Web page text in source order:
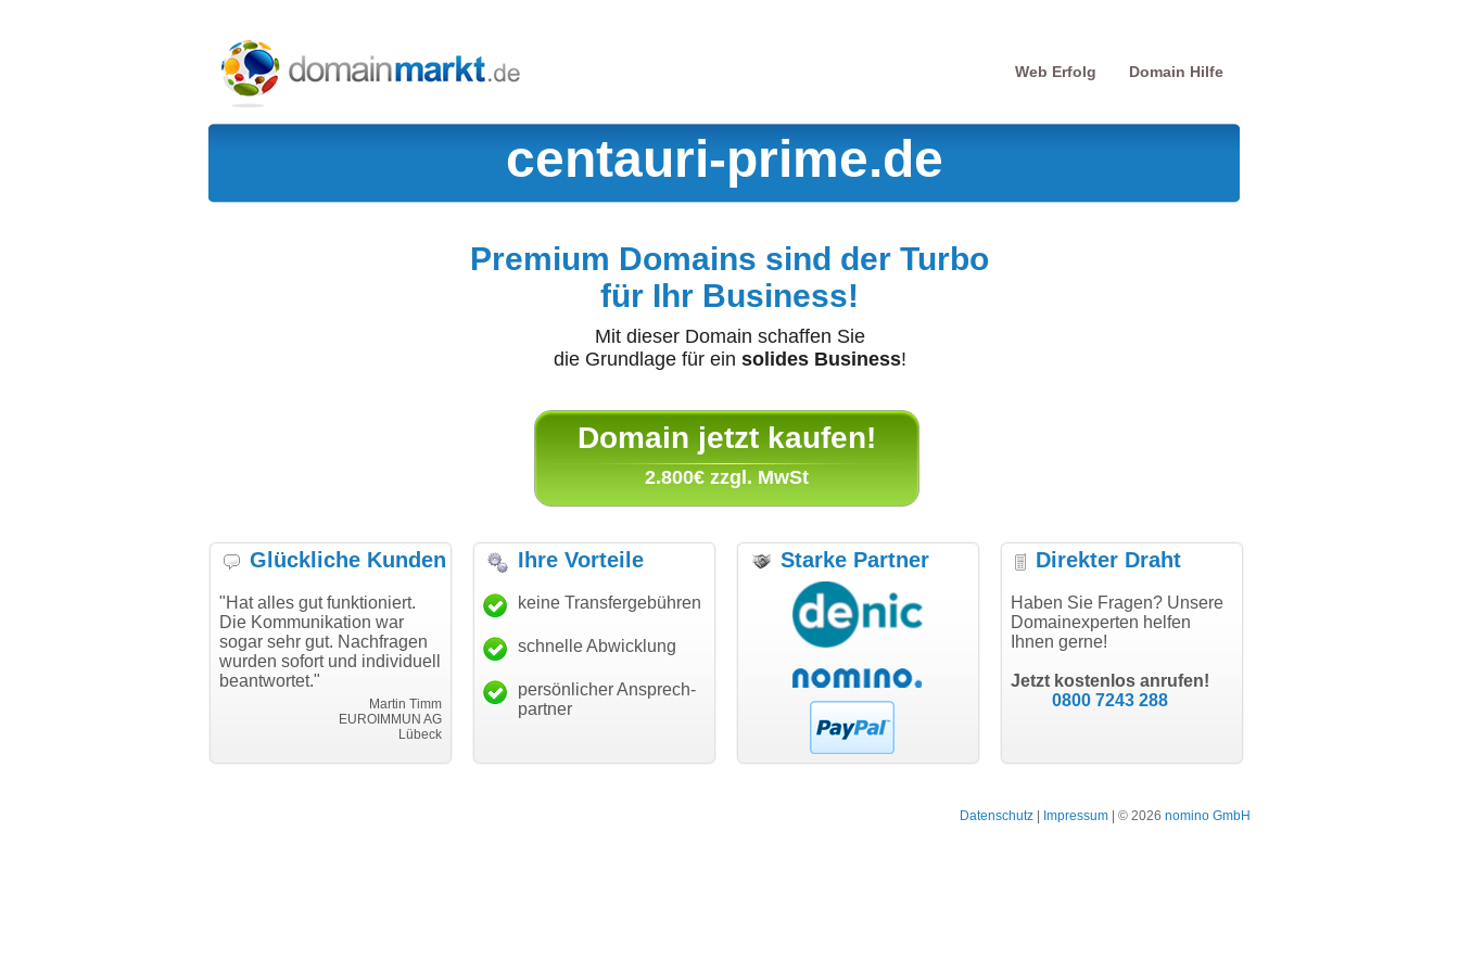
Web Erfolg Domain Hilfe
centauri-prime.de
Premium Domains sind der Turbo
für Ihr Business!
Mit dieser Domain schaffen Sie
die Grundlage für ein solides Business!
Domain jetzt kaufen!
2.800€ zzgl. MwSt
Glückliche Kunden
"Hat alles gut funktioniert.
Die Kommunikation war
sogar sehr gut. Nachfragen
wurden sofort und individuell
beantwortet."
Martin Timm
EUROIMMUN AG
Lübeck
"Danke für den schnellen
Transfer und guten Service!"
Thomas Schäfer
i can eckert communication GmbH
"Ich bin dankbar, meine
Wunschdomain gefunden zu
haben. Die Domain passt für
hundertprozentig."
Janina Köck
Leben im Einklang
leben-im-einklang.de
"Super Abwicklung, vielen
modern software GbR
Landau an der Isar
"Vielen Dank für den
Ihre Vorteile
keine Transfergebühren
schnelle Abwicklung
persönlicher Ansprech-
partner
Starke Partner Direkter Draht
Haben Sie Fragen? Unsere
Domainexperten helfen
Ihnen gerne!
Jetzt kostenlos anrufen!
0800 7243 288
Datenschutz Impressum | © 2026 nomino GmbH